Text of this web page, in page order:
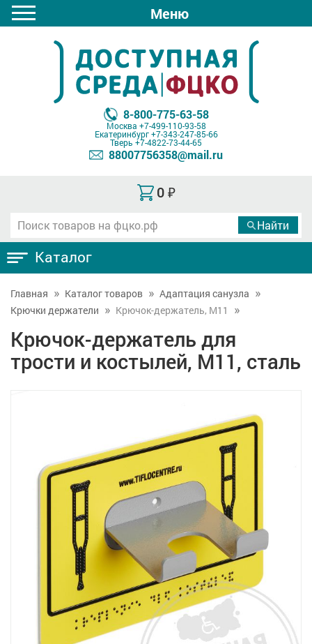
Меню
8-800-775-63-58
Москва +7-499-110-93-58
Екатеринбург+7-343-247-85-66
Тверь +7-4822-73-44-65
88007756358@mail.ru
0 ₽
Каталог
Главная Каталог товаров
Адаптация санузла
Крючки держатели
Крючок-держатель, М11
Крючок-держатель для
трости и костылей, М11, сталь